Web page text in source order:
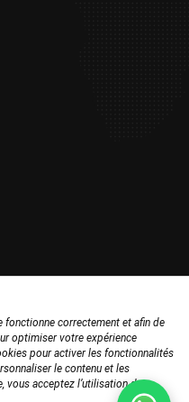
correctement et afin de
optimiser votre expérience
pour activer les fonctionnalités
le contenu et les
vous acceptez l’utilisation des